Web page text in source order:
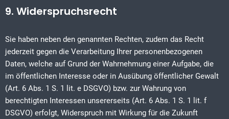
9. Widerspruchsrecht
Sie haben neben den genannten Rechten, zudem das Recht
jederzeit gegen die Verarbeitung Ihrer personenbezogenen
Daten, welche auf Grund der Wahrnehmung einer Aufgabe, die
im öffentlichen Interesse oder in Ausübung öffentlicher Gewalt
(Art. 6 Abs. 1 S. 1 lit. e DSGVO) bzw. zur Wahrung von
berechtigten Interessen unsererseits (Art. 6 Abs. 1 S. 1 lit. f
DSGVO) erfolgt, Widerspruch mit Wirkung für die Zukunft